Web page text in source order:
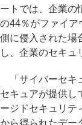
ートでは、企業の
の44％がファイア
側に侵入された場
し、企業のセキュ
「サイバーセキ
セキュアが提供し
ージドセキュリテ
から得られたデー